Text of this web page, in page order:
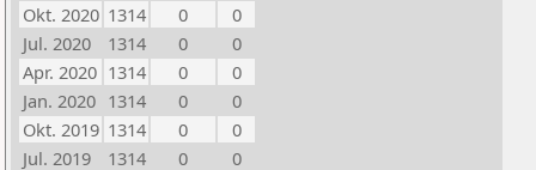
Okt. 2020 1314 0
0
Jul. 2020
1314 0
0
Apr. 2020 1314 0
0
Jan. 2020 1314 0
0
Okt. 2019 1314 0
0
Jul. 2019
1314 0
0